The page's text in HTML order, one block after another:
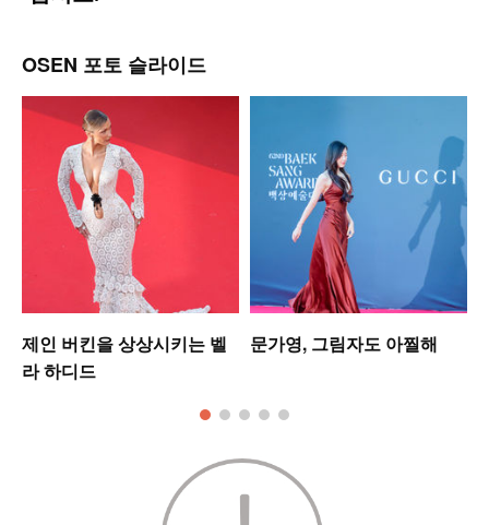
OSEN 포토 슬라이드
제인 버킨을 상상시키는 벨
라 하디드
문가영, 그림자도 아찔해